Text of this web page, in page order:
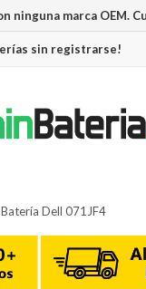
ninguna marca
sin registrarse!
Batería Dell 071JF4